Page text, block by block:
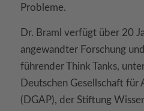
Probleme.
Dr. Braml verfügt über 20
angewandter Forschung
führender Think Tanks,
Deutschen Gesellschaft
(DGAP), der Stiftung